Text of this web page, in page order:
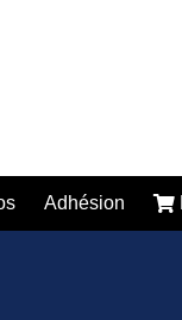
Adhésion